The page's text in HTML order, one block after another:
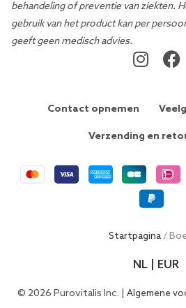
behandeling of preventie van ziekten.
gebruik van het product kan per
geeft geen medisch advies.
Contact opnemen
Verzending en
Startpagina/
NL | EUR
© 2026 Purovitalis Inc. | Algemene